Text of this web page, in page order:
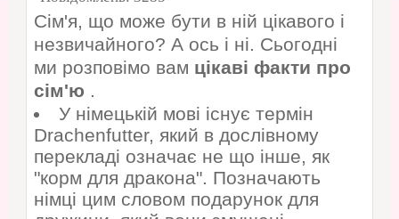
Сім'я, що може бути в ній цікавого і
незвичайного? А ось і ні. Сьогодні
ми розповімо вам цікаві факти про
сім'ю .
У німецькій мові існує термін
Drachenfutter, який в дослівному
перекладі означає не що інше, як
"корм для дракона". Позначають
німці цим словом подарунок для